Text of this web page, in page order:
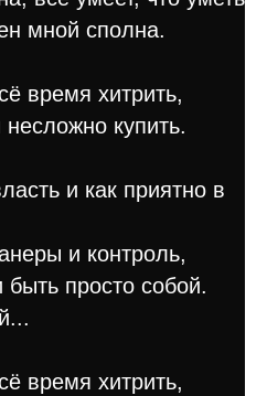
мной сполна.
время хитрить,
купить.
и как приятно в
и контроль,
быть просто собой.
время хитрить,